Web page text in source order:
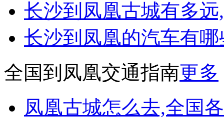
长沙到凤凰古城有多
长沙到凤凰的汽车有
全国到凤凰交通指南更多
凤凰古城怎么去,全国